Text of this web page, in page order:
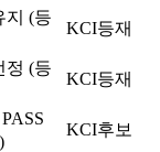
지 (등
KCI등재
정 (등
KCI등재
KCI후보